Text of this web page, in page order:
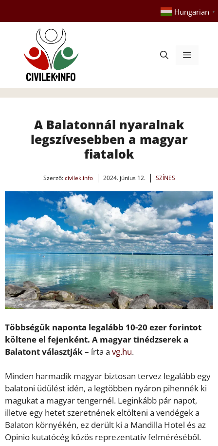
tartalomba
Hungarian ▼
Menü
A Balatonnál nyaralnak
legszívesebben a magyar
fiatalok
Szerző:civilek.info 2024. június 12. SZÍNES
Többségük naponta legalább 10-20 ezer forintot
költene el fejenként. A magyar tinédzserek a
Balatont választják – írta a vg.hu.
Minden harmadik magyar biztosan tervez legalább egy
balatoni üdülést idén, a legtöbben nyáron pihennék ki
magukat a magyar tengernél. Leginkább pár napot,
illetve egy hetet szeretnének eltölteni a vendégek a
Balaton környékén, ez derült ki a Mandilla Hotel és az
Opinio kutatócég közös reprezentatív felméréséből.